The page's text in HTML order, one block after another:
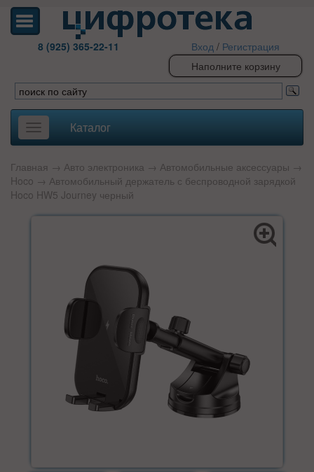
8 (925) 365-22-11 Вход / Регистрация
Наполните корзину
Toggle
navigation
Каталог
Главная → Авто электроника → Автомобильные аксессуары →
Hoco → Автомобильный держатель с беспроводной зарядкой
Hoco HW5 Journey черный